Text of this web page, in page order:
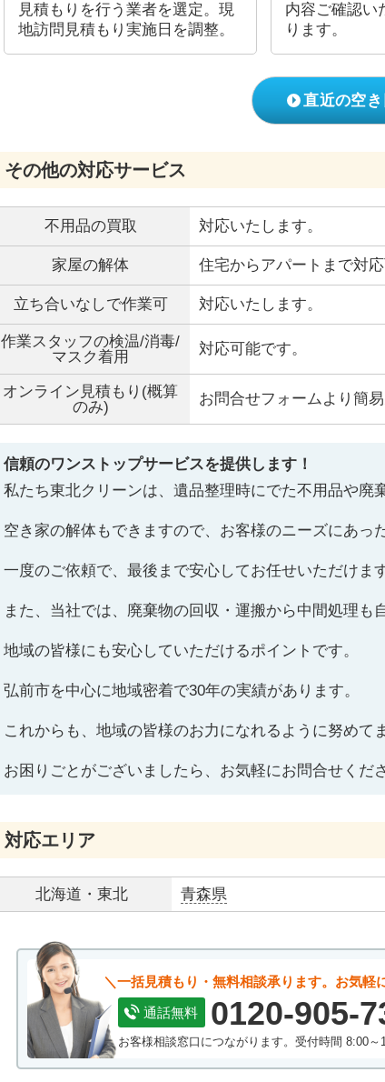
見積もりを行う業者を選定。現
地訪問見積もり実施日を調整。
内容ご確認い
ります。
直近の空
その他の対応サービス
不用品の買取 対応いたします。
家屋の解体 住宅からアパートまで対応
立ち合いなしで作業可 対応いたします。
作業スタッフの検温/消毒/
マスク着用
対応可能です。
オンライン見積もり(概算
のみ)
お問合せフォームより簡
信頼のワンストップサービスを提供します！
私たち東北クリーンは、遺品整理時にでた不用品や廃
空き家の解体もできますので、お客様のニーズにあっ
一度のご依頼で、最後まで安心してお任せいただけます
また、当社では、廃棄物の回収・運搬から中間処理も
地域の皆様にも安心していただけるポイントです。
弘前市を中心に地域密着で30年の実績があります。
これからも、地域の皆様のお力になれるように努めて
お困りごとがございましたら、お気軽にお問合せくださ
対応エリア
北海道・東北 青森県
一括見積もり・無料相談承ります。お気軽
通話無料
0120-905-
お客様相談窓口につながります。受付時間 8:00～